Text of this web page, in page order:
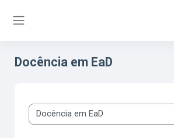
Docência em EaD
Categorias de Cursos